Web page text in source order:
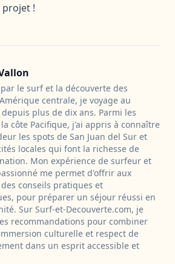
!
le surf et la découverte des
centrale, je voyage au
plus de dix ans. Parmi les
côte Pacifique, j'ai appris à connaître
les spots de San Juan del Sur et
locales qui font la richesse de
Mon expérience de surfeur et
me permet d'offrir aux
conseils pratiques et
pour préparer un séjour réussi en
Sur Surf-et-Decouverte.com, je
recommandations pour combiner
culturelle et respect de
dans un esprit accessible et